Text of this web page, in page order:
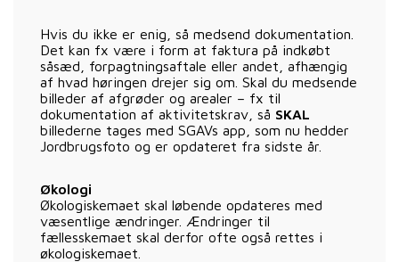
Hvis du ikke er enig, så medsend dokumentation.
Det kan fx være i form at faktura på indkøbt
såsæd, forpagtningsaftale eller andet, afhængig
af hvad høringen drejer sig om. Skal du medsende
billeder af afgrøder og arealer – fx til
dokumentation af aktivitetskrav, så SKAL
billederne tages med SGAVs app, som nu hedder
Jordbrugsfoto og er opdateret fra sidste år.
Økologi
Økologiskemaet skal løbende opdateres med
væsentlige ændringer. Ændringer til
fællesskemaet skal derfor ofte også rettes i
økologiskemaet.